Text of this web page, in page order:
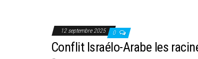
12 septembre 2025 0
Conflit Israélo-Arabe les